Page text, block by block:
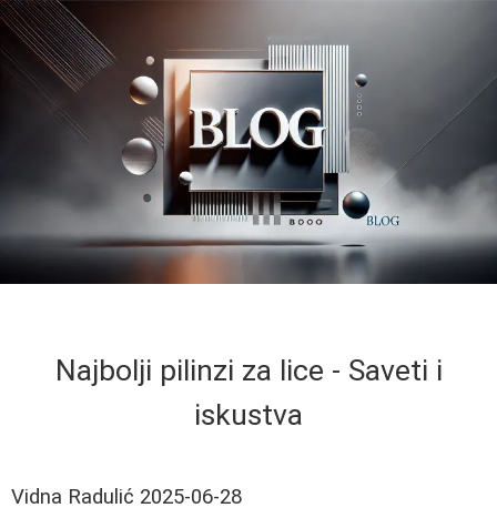
Najbolji pilinzi za lice - Saveti i
iskustva
Vidna Radulić 2025-06-28